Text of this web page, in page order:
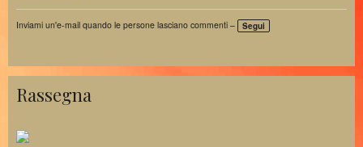
Inviami un'e-mail quando le persone lasciano commenti – Segui
Rassegna